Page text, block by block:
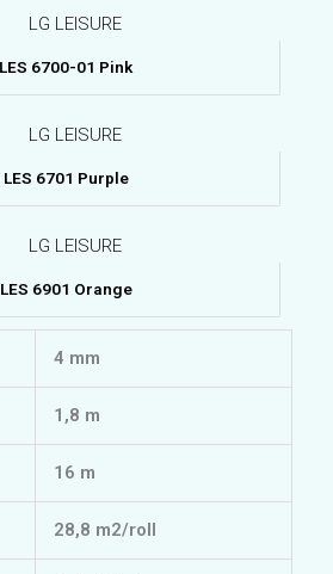
LES 6700-01 Pink
LES 6701 Purple
LES 6901 Orange
4 mm
1,8 m
16 m
28,8 m2/roll